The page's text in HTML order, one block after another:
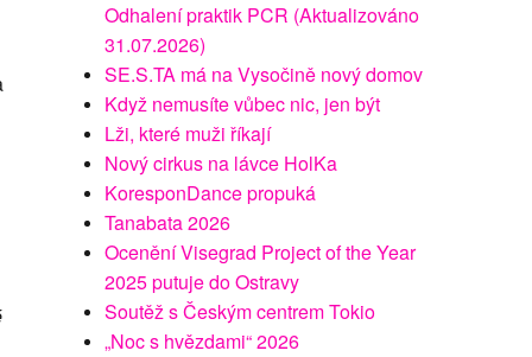
Odhalení praktik PCR (Aktualizováno
31.07.2026)
SE.S.TA má na Vysočině nový domov
Když nemusíte vůbec nic, jen být
Lži, které muži říkají
Nový cirkus na lávce HolKa
KoresponDance propuká
Tanabata 2026
Ocenění Visegrad Project of the Year
2025 putuje do Ostravy
Soutěž s Českým centrem Tokio
„Noc s hvězdami“ 2026